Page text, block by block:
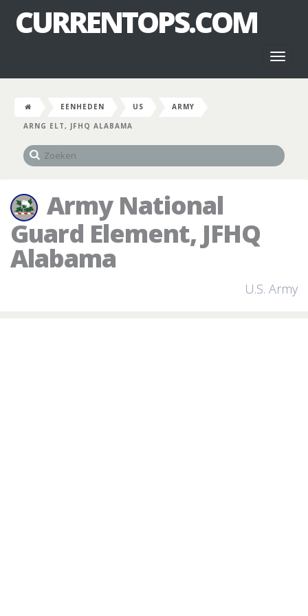
CURRENTOPS.COM
EENHEDEN US
ARMY
ARNG ELT, JFHQ ALABAMA
Army National
Guard Element, JFHQ
Alabama
U.S. Army